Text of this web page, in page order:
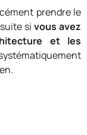
prendre le
suite sivous avez
et les